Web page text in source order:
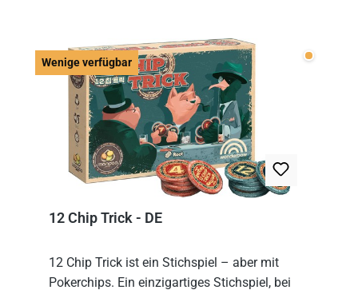
Wenige verfügbar Wenige
12 Chip Trick - DE
12 Chip Trick ist ein Stichspiel – aber mit
Pokerchips. Ein einzigartiges Stichspiel, bei